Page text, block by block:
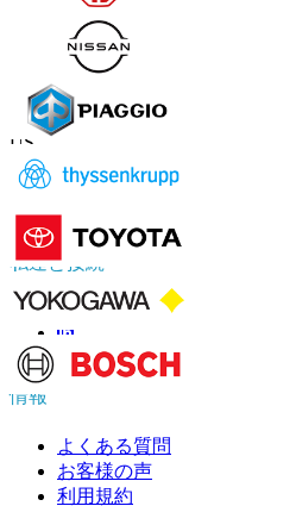
お問い合わせ
US
+1 833 909 2966 ( Toll Free )
UK+44 808 502 0280 (Toll Free )
APAC+91 744 740 1245
sales@fortunebusinessinsights.com
私達と接続
情報
よくある質問
お客様の声
利用規約